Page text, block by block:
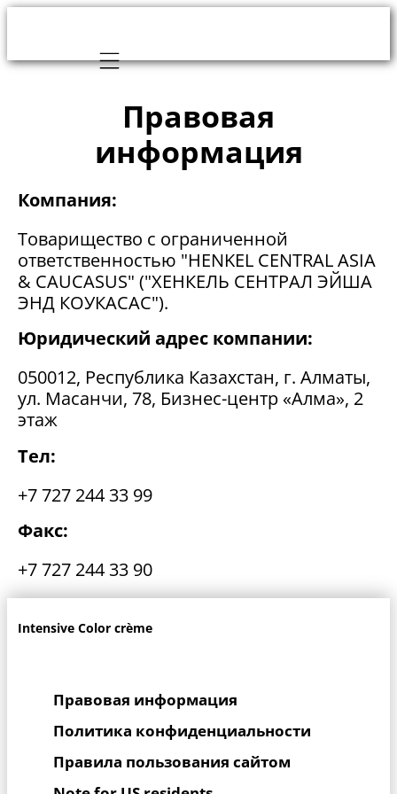
Mobile navigation
Правовая
информация
Компания:
Товарищество с ограниченной
ответственностью "HENKEL CENTRAL ASIA
& CAUCASUS" ("ХЕНКЕЛЬ СЕНТРАЛ ЭЙША
ЭНД КОУКАСАС").
Юридический адрес компании:
050012, Республика Казахстан, г. Алматы,
ул. Масанчи, 78, Бизнес-центр «Алма», 2
этаж
Тел:
+7 727 244 33 99
Факс:
+7 727 244 33 90
Intensive Color crème
Правовая информация
Политика конфиденциальности
Правила пользования сайтом